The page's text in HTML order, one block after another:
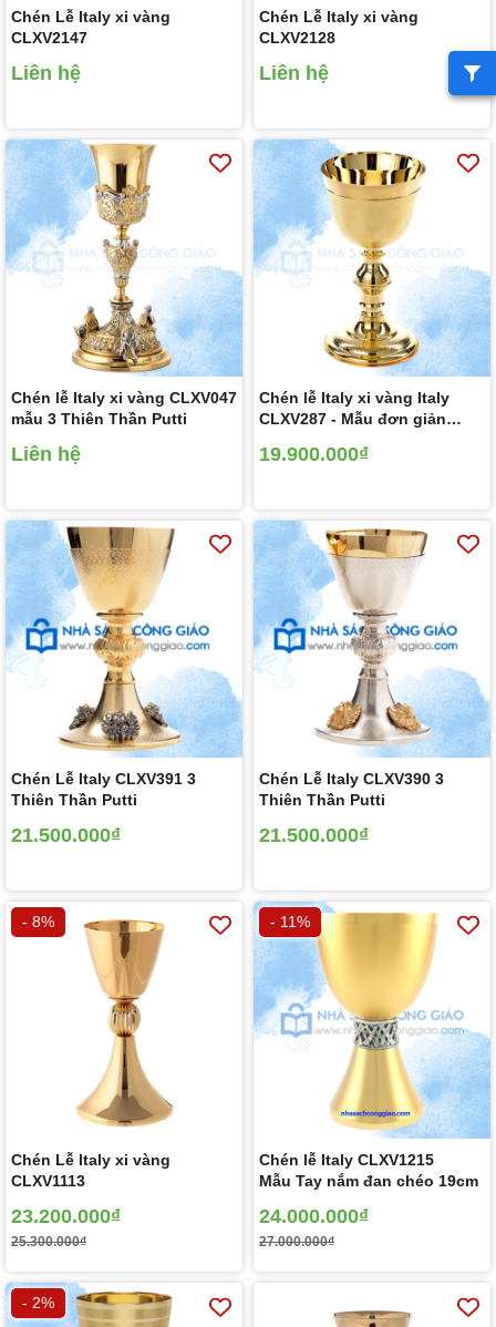
Chén Lễ Italy xi vàng
CLXV2147
Liên hệ
Chén Lễ Italy xi vàng
CLXV2128
Liên hệ
Chén lễ Italy xi vàng CLXV047
mẫu 3 Thiên Thần Putti
Liên hệ
Chén lễ Italy xi vàng Italy
CLXV287 - Mẫu đơn giản
19.900.000₫
Chén Lễ Italy CLXV391 3
Thiên Thần Putti
21.500.000₫
Chén Lễ Italy CLXV390 3
Thiên Thần Putti
21.500.000₫
- 8%
Chén Lễ Italy xi vàng
CLXV1113
23.200.000₫
25.300.000₫
- 11%
Chén lễ Italy CLXV1215
Mẫu Tay nắm đan chéo 19cm
24.000.000₫
27.000.000₫
- 2%